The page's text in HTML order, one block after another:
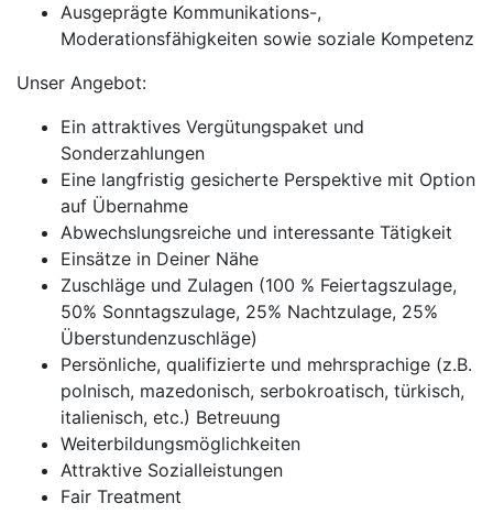
Ausgeprägte Kommunikations-,
Moderationsfähigkeiten sowie soziale Kompetenz
Unser Angebot:
Ein attraktives Vergütungspaket und
Sonderzahlungen
Eine langfristig gesicherte Perspektive mit Option
auf Übernahme
Abwechslungsreiche und interessante Tätigkeit
Einsätze in Deiner Nähe
Zuschläge und Zulagen (100 % Feiertagszulage,
50% Sonntagszulage, 25% Nachtzulage, 25%
Überstundenzuschläge)
Persönliche, qualifizierte und mehrsprachige (z.B.
polnisch, mazedonisch, serbokroatisch, türkisch,
italienisch, etc.) Betreuung
Weiterbildungsmöglichkeiten
Attraktive Sozialleistungen
Fair Treatment